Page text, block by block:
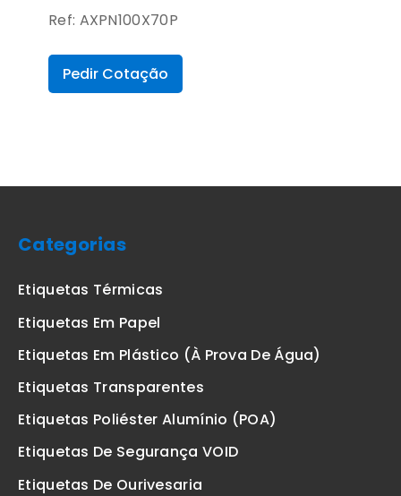
Ref: AXPN100X70P
Pedir Cotação
Categorias
Etiquetas Térmicas
Etiquetas Em Papel
Etiquetas Em Plástico (à Prova De Água)
Etiquetas Transparentes
Etiquetas Poliéster Alumínio (POA)
Etiquetas De Segurança VOID
Etiquetas De Ourivesaria